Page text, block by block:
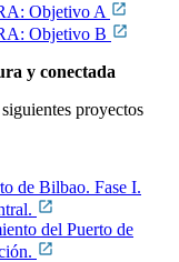
Objetivo A
Objetivo B
y conectada
proyectos
de Bilbao. Fase I.
del Puerto de